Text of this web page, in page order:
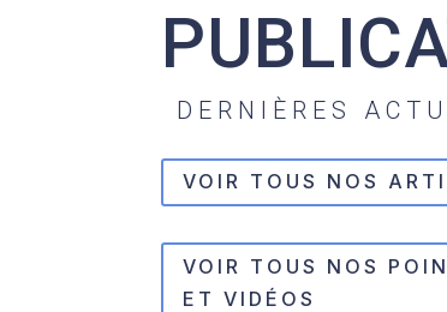
DERNIÈRES
VOIR TOUS NOS
VOIR TOUS NOS
ET VIDÉOS